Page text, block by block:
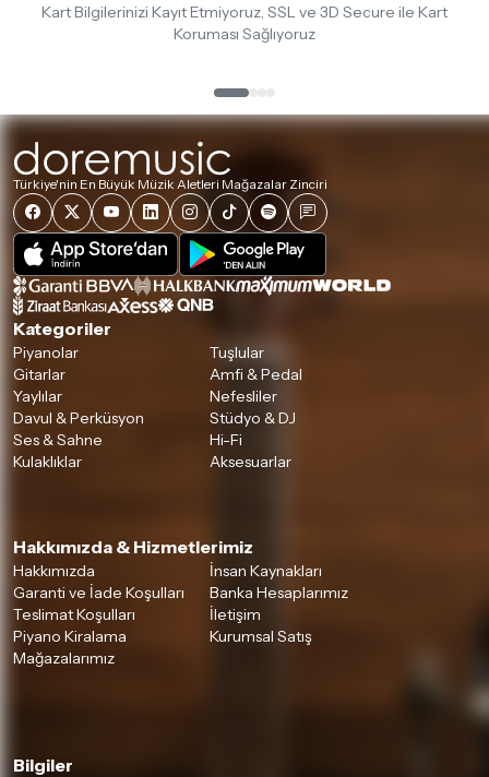
Kart Bilgilerinizi Kayıt Etmiyoruz, SSL ve 3D Secure ile Kart
Koruması Sağlıyoruz
Türkiye'nin En Büyük Müzik Aletleri Mağazalar Zinciri
Kategoriler
Piyanolar
Tuşlular
Gitarlar
Amfi & Pedal
Yaylılar
Nefesliler
Davul & Perküsyon
Stüdyo & DJ
Ses & Sahne
Hi-Fi
Kulaklıklar
Aksesuarlar
Hakkımızda & Hizmetlerimiz
Hakkımızda
İnsan Kaynakları
Garanti ve İade Koşulları
Banka Hesaplarımız
Teslimat Koşulları
İletişim
Piyano Kiralama
Kurumsal Satış
Mağazalarımız
Bilgiler